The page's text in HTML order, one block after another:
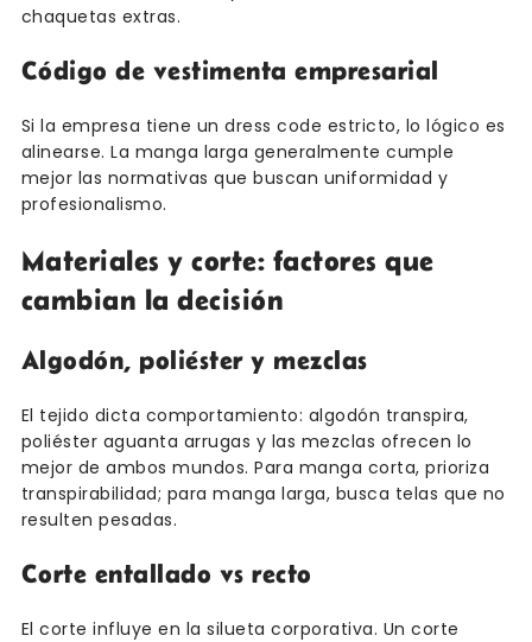
chaquetas extras.
Código de vestimenta empresarial
Si la empresa tiene un dress code estricto, lo lógico es
alinearse. La manga larga generalmente cumple
mejor las normativas que buscan uniformidad y
profesionalismo.
Materiales y corte: factores que
cambian la decisión
Algodón, poliéster y mezclas
El tejido dicta comportamiento: algodón transpira,
poliéster aguanta arrugas y las mezclas ofrecen lo
mejor de ambos mundos. Para manga corta, prioriza
transpirabilidad; para manga larga, busca telas que no
resulten pesadas.
Corte entallado vs recto
El corte influye en la silueta corporativa. Un corte